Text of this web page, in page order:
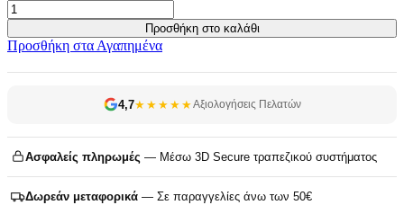
Προσθήκη στο καλάθι
Προσθήκη στα Αγαπημένα
4,7★★★★★Αξιολογήσεις Πελατών
Ασφαλείς πληρωμές — Μέσω 3D Secure τραπεζικού συστήματος
Δωρεάν μεταφορικά — Σε παραγγελίες άνω των 50€